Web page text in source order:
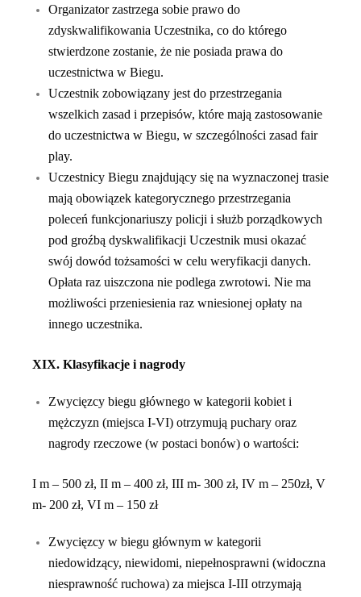
Organizator zastrzega sobie prawo do
zdyskwalifikowania Uczestnika, co do którego
stwierdzone zostanie, że nie posiada prawa do
uczestnictwa w Biegu.
Uczestnik zobowiązany jest do przestrzegania
wszelkich zasad i przepisów, które mają zastosowanie
do uczestnictwa w Biegu, w szczególności zasad fair
play.
Uczestnicy Biegu znajdujący się na wyznaczonej trasie
mają obowiązek kategorycznego przestrzegania
poleceń funkcjonariuszy policji i służb porządkowych
pod groźbą dyskwalifikacji Uczestnik musi okazać
swój dowód tożsamości w celu weryfikacji danych.
Opłata raz uiszczona nie podlega zwrotowi. Nie ma
możliwości przeniesienia raz wniesionej opłaty na
innego uczestnika.
XIX. Klasyfikacje i nagrody
Zwycięzcy biegu głównego w kategorii kobiet i
mężczyzn (miejsca I-VI) otrzymują puchary oraz
nagrody rzeczowe (w postaci bonów) o wartości:
I m – 500 zł, II m – 400 zł, III m- 300 zł, IV m – 250zł, V
m- 200 zł, VI m – 150 zł
Zwycięzcy w biegu głównym w kategorii
niedowidzący, niewidomi, niepełnosprawni (widoczna
niesprawność ruchowa) za miejsca I-III otrzymają